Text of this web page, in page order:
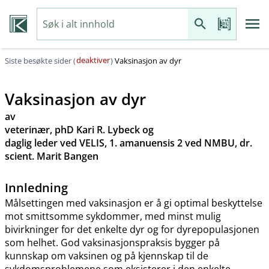
Siste besøkte sider (deaktiver)Vaksinasjon av dyr
Vaksinasjon av dyr
av
veterinær, phD Kari R. Lybeck og
daglig leder ved VELIS, 1. amanuensis 2 ved NMBU, dr.
scient. Marit Bangen
Innledning
Målsettingen med vaksinasjon er å gi optimal beskyttelse
mot smittsomme sykdommer, med minst mulig
bivirkninger for det enkelte dyr og for dyrepopulasjonen
som helhet. God vaksinasjonspraksis bygger på
kunnskap om vaksinen og på kjennskap til de